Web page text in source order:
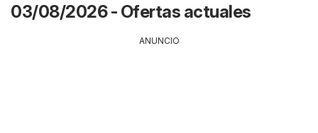
03/08/2026 - Ofertas actuales
ANUNCIO